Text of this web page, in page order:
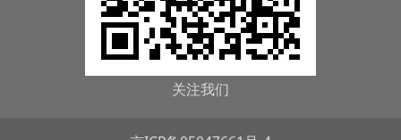
关注我们